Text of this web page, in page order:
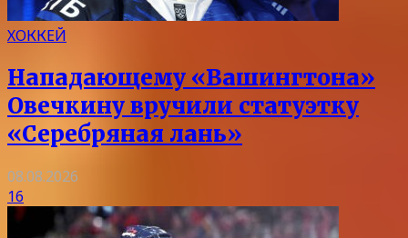
ХОККЕЙ
Нападающему «Вашингтона»
Овечкину вручили статуэтку
«Серебряная лань»
08.08.2026
16